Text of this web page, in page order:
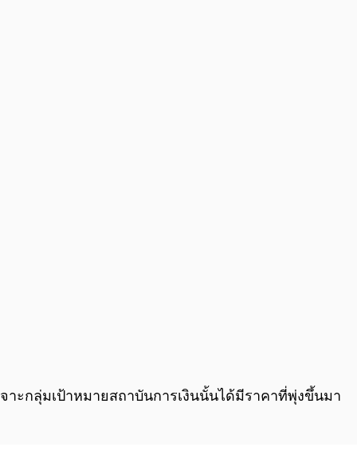
0:00 0:00
ะกลุ่มเป้าหมายสถาบันการเงินนั้นได้มีราคาที่พุ่งขึ้นมา